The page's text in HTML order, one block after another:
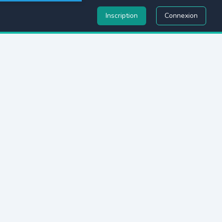
Inscription Connexion